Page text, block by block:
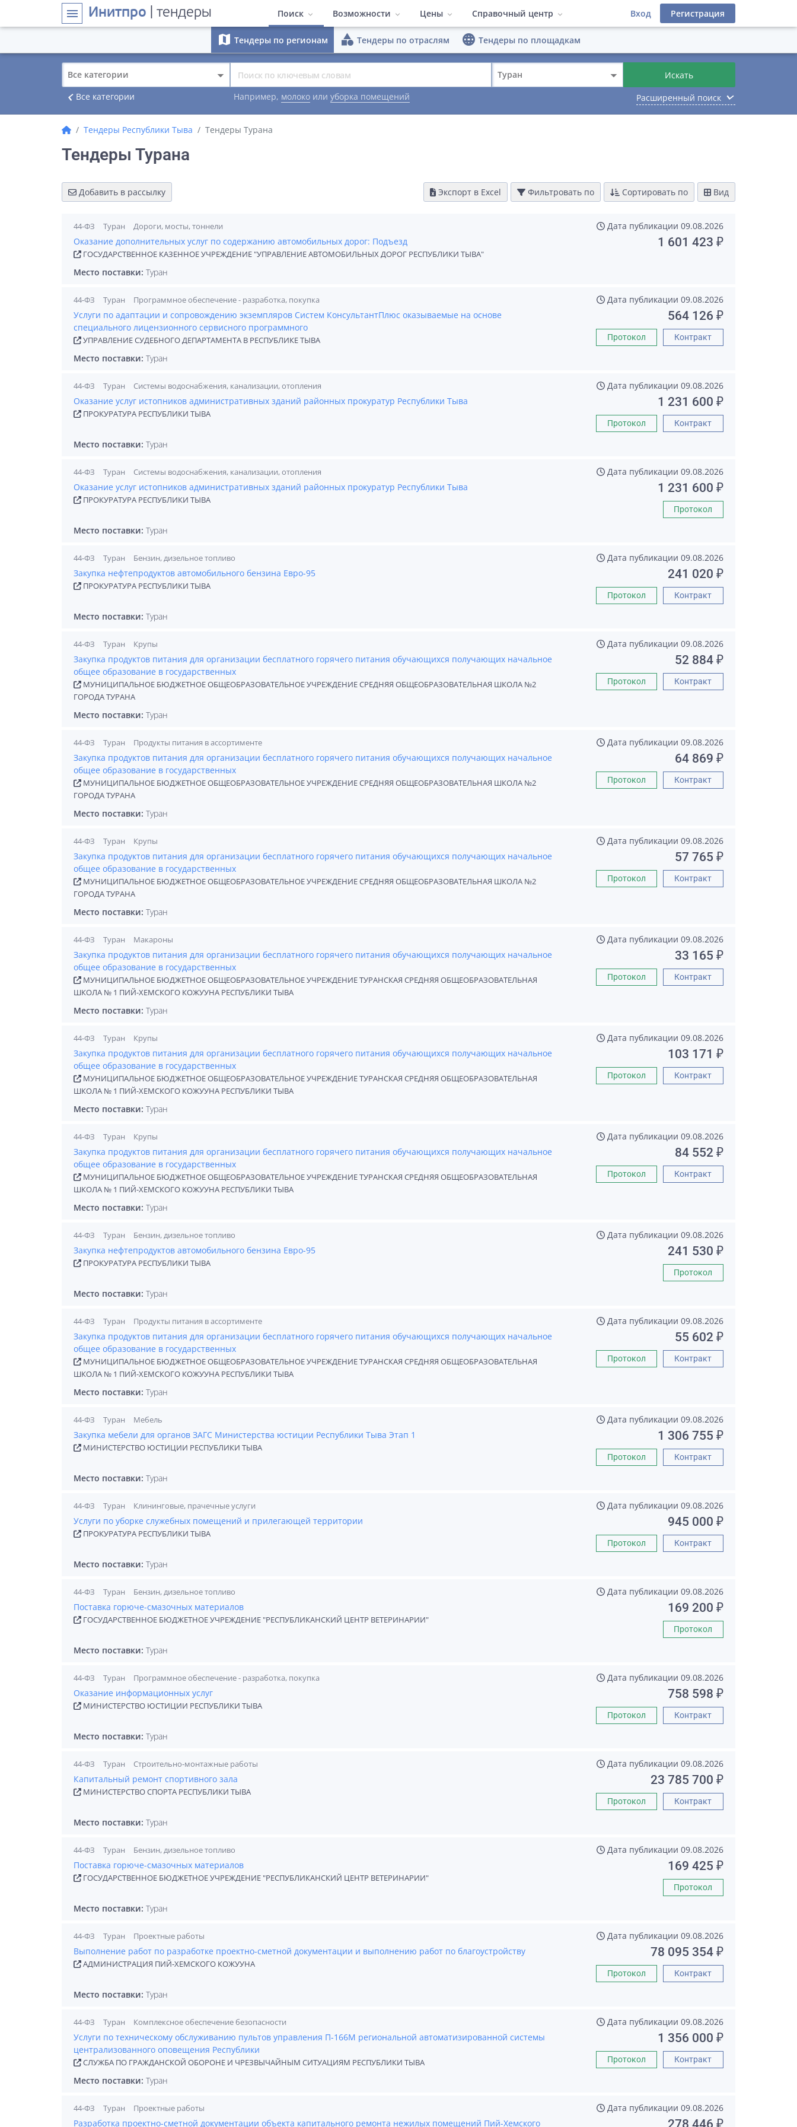
menu Инитпро | тендеры Поиск
Тендеры по регионам Тендеры по отраслям
Тендеры по площадкам
Возможности
Быстрый поиск Расширенные фильтры
Конкуренты Заказчики
Работа в команде Гибкий интерфейс
Цены
ПО Система поиска тендеров
Лицензионный договор
Справочный центр
Полезные материалы
Видеоматериалы
Вход Регистрация
map Тендеры по регионам category Тендеры по отраслям language Тендеры по площадкам
Все категории Туран Искать
navigate_before Все категории Например, молоко или уборка помещений Расширенный поиск keyboard_arrow_down
Тендеры Республики Тыва Тендеры Турана
Тендеры Турана
Добавить в рассылку Экспорт в Excel Фильтровать по Сортировать по Вид
44-ФЗ Туран Дороги, мосты, тоннели Дата публикации 09.08.2026
Оказание дополнительных услуг по содержанию автомобильных дорог: Подъезд
ГОСУДАРСТВЕННОЕ КАЗЕННОЕ УЧРЕЖДЕНИЕ "УПРАВЛЕНИЕ АВТОМОБИЛЬНЫХ ДОРОГ РЕСПУБЛИКИ ТЫВА"
1 601 423 ₽
Место поставки: Туран
44-ФЗ Туран Программное обеспечение - разработка, покупка Дата публикации 09.08.2026
Услуги по адаптации и сопровождению экземпляров Систем КонсультантПлюс оказываемые на основе
специального лицензионного сервисного программного
УПРАВЛЕНИЕ СУДЕБНОГО ДЕПАРТАМЕНТА В РЕСПУБЛИКЕ ТЫВА
564 126 ₽
Протокол Контракт
Место поставки: Туран
44-ФЗ Туран Системы водоснабжения, канализации, отопления Дата публикации 09.08.2026
Оказание услуг истопников административных зданий районных прокуратур Республики Тыва
ПРОКУРАТУРА РЕСПУБЛИКИ ТЫВА
1 231 600 ₽
Протокол Контракт
Место поставки: Туран
44-ФЗ Туран Системы водоснабжения, канализации, отопления Дата публикации 09.08.2026
Оказание услуг истопников административных зданий районных прокуратур Республики Тыва
ПРОКУРАТУРА РЕСПУБЛИКИ ТЫВА
1 231 600 ₽
Протокол
Место поставки: Туран
44-ФЗ Туран Бензин, дизельное топливо Дата публикации 09.08.2026
Закупка нефтепродуктов автомобильного бензина Евро-95
ПРОКУРАТУРА РЕСПУБЛИКИ ТЫВА
241 020 ₽
Протокол Контракт
Место поставки: Туран
44-ФЗ Туран Крупы Дата публикации 09.08.2026
Закупка продуктов питания для организации бесплатного горячего питания обучающихся получающих начальное
общее образование в государственных
МУНИЦИПАЛЬНОЕ БЮДЖЕТНОЕ ОБЩЕОБРАЗОВАТЕЛЬНОЕ УЧРЕЖДЕНИЕ СРЕДНЯЯ ОБЩЕОБРАЗОВАТЕЛЬНАЯ ШКОЛА №2
ГОРОДА ТУРАНА
52 884 ₽
Протокол Контракт
Место поставки: Туран
44-ФЗ Туран Продукты питания в ассортименте Дата публикации 09.08.2026
Закупка продуктов питания для организации бесплатного горячего питания обучающихся получающих начальное
общее образование в государственных
МУНИЦИПАЛЬНОЕ БЮДЖЕТНОЕ ОБЩЕОБРАЗОВАТЕЛЬНОЕ УЧРЕЖДЕНИЕ СРЕДНЯЯ ОБЩЕОБРАЗОВАТЕЛЬНАЯ ШКОЛА №2
ГОРОДА ТУРАНА
64 869 ₽
Протокол Контракт
Место поставки: Туран
44-ФЗ Туран Крупы Дата публикации 09.08.2026
Закупка продуктов питания для организации бесплатного горячего питания обучающихся получающих начальное
общее образование в государственных
МУНИЦИПАЛЬНОЕ БЮДЖЕТНОЕ ОБЩЕОБРАЗОВАТЕЛЬНОЕ УЧРЕЖДЕНИЕ СРЕДНЯЯ ОБЩЕОБРАЗОВАТЕЛЬНАЯ ШКОЛА №2
ГОРОДА ТУРАНА
57 765 ₽
Протокол Контракт
Место поставки: Туран
44-ФЗ Туран Макароны Дата публикации 09.08.2026
Закупка продуктов питания для организации бесплатного горячего питания обучающихся получающих начальное
общее образование в государственных
МУНИЦИПАЛЬНОЕ БЮДЖЕТНОЕ ОБЩЕОБРАЗОВАТЕЛЬНОЕ УЧРЕЖДЕНИЕ ТУРАНСКАЯ СРЕДНЯЯ ОБЩЕОБРАЗОВАТЕЛЬНАЯ
ШКОЛА № 1 ПИЙ-ХЕМСКОГО КОЖУУНА РЕСПУБЛИКИ ТЫВА
33 165 ₽
Протокол Контракт
Место поставки: Туран
44-ФЗ Туран Крупы Дата публикации 09.08.2026
Закупка продуктов питания для организации бесплатного горячего питания обучающихся получающих начальное
общее образование в государственных
МУНИЦИПАЛЬНОЕ БЮДЖЕТНОЕ ОБЩЕОБРАЗОВАТЕЛЬНОЕ УЧРЕЖДЕНИЕ ТУРАНСКАЯ СРЕДНЯЯ ОБЩЕОБРАЗОВАТЕЛЬНАЯ
ШКОЛА № 1 ПИЙ-ХЕМСКОГО КОЖУУНА РЕСПУБЛИКИ ТЫВА
103 171 ₽
Протокол Контракт
Место поставки: Туран
44-ФЗ Туран Крупы Дата публикации 09.08.2026
Закупка продуктов питания для организации бесплатного горячего питания обучающихся получающих начальное
общее образование в государственных
МУНИЦИПАЛЬНОЕ БЮДЖЕТНОЕ ОБЩЕОБРАЗОВАТЕЛЬНОЕ УЧРЕЖДЕНИЕ ТУРАНСКАЯ СРЕДНЯЯ ОБЩЕОБРАЗОВАТЕЛЬНАЯ
ШКОЛА № 1 ПИЙ-ХЕМСКОГО КОЖУУНА РЕСПУБЛИКИ ТЫВА
84 552 ₽
Протокол Контракт
Место поставки: Туран
44-ФЗ Туран Бензин, дизельное топливо Дата публикации 09.08.2026
Закупка нефтепродуктов автомобильного бензина Евро-95
ПРОКУРАТУРА РЕСПУБЛИКИ ТЫВА
241 530 ₽
Протокол
Место поставки: Туран
44-ФЗ Туран Продукты питания в ассортименте Дата публикации 09.08.2026
Закупка продуктов питания для организации бесплатного горячего питания обучающихся получающих начальное
общее образование в государственных
МУНИЦИПАЛЬНОЕ БЮДЖЕТНОЕ ОБЩЕОБРАЗОВАТЕЛЬНОЕ УЧРЕЖДЕНИЕ ТУРАНСКАЯ СРЕДНЯЯ ОБЩЕОБРАЗОВАТЕЛЬНАЯ
ШКОЛА № 1 ПИЙ-ХЕМСКОГО КОЖУУНА РЕСПУБЛИКИ ТЫВА
55 602 ₽
Протокол Контракт
Место поставки: Туран
44-ФЗ Туран Мебель Дата публикации 09.08.2026
Закупка мебели для органов ЗАГС Министерства юстиции Республики Тыва Этап 1
МИНИСТЕРСТВО ЮСТИЦИИ РЕСПУБЛИКИ ТЫВА
1 306 755 ₽
Протокол Контракт
Место поставки: Туран
44-ФЗ Туран Клининговые, прачечные услуги Дата публикации 09.08.2026
Услуги по уборке служебных помещений и прилегающей территории
ПРОКУРАТУРА РЕСПУБЛИКИ ТЫВА
945 000 ₽
Протокол Контракт
Место поставки: Туран
44-ФЗ Туран Бензин, дизельное топливо Дата публикации 09.08.2026
Поставка горюче-смазочных материалов
ГОСУДАРСТВЕННОЕ БЮДЖЕТНОЕ УЧРЕЖДЕНИЕ "РЕСПУБЛИКАНСКИЙ ЦЕНТР ВЕТЕРИНАРИИ"
169 200 ₽
Протокол
Место поставки: Туран
44-ФЗ Туран Программное обеспечение - разработка, покупка Дата публикации 09.08.2026
Оказание информационных услуг
МИНИСТЕРСТВО ЮСТИЦИИ РЕСПУБЛИКИ ТЫВА
758 598 ₽
Протокол Контракт
Место поставки: Туран
44-ФЗ Туран Строительно-монтажные работы Дата публикации 09.08.2026
Капитальный ремонт спортивного зала
МИНИСТЕРСТВО СПОРТА РЕСПУБЛИКИ ТЫВА
23 785 700 ₽
Протокол Контракт
Место поставки: Туран
44-ФЗ Туран Бензин, дизельное топливо Дата публикации 09.08.2026
Поставка горюче-смазочных материалов
ГОСУДАРСТВЕННОЕ БЮДЖЕТНОЕ УЧРЕЖДЕНИЕ "РЕСПУБЛИКАНСКИЙ ЦЕНТР ВЕТЕРИНАРИИ"
169 425 ₽
Протокол
Место поставки: Туран
44-ФЗ Туран Проектные работы Дата публикации 09.08.2026
Выполнение работ по разработке проектно-сметной документации и выполнению работ по благоустройству
АДМИНИСТРАЦИЯ ПИЙ-ХЕМСКОГО КОЖУУНА
78 095 354 ₽
Протокол Контракт
Место поставки: Туран
44-ФЗ Туран Комплексное обеспечение безопасности Дата публикации 09.08.2026
Услуги по техническому обслуживанию пультов управления П-166М региональной автоматизированной системы
централизованного оповещения Республики
СЛУЖБА ПО ГРАЖДАНСКОЙ ОБОРОНЕ И ЧРЕЗВЫЧАЙНЫМ СИТУАЦИЯМ РЕСПУБЛИКИ ТЫВА
1 356 000 ₽
Протокол Контракт
Место поставки: Туран
44-ФЗ Туран Проектные работы Дата публикации 09.08.2026
Разработка проектно-сметной документации объекта капитального ремонта нежилых помещений Пий-Хемского
278 446 ₽